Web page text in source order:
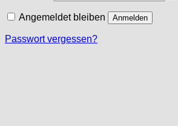
Angemeldet bleiben Anmelden
Passwort vergessen?